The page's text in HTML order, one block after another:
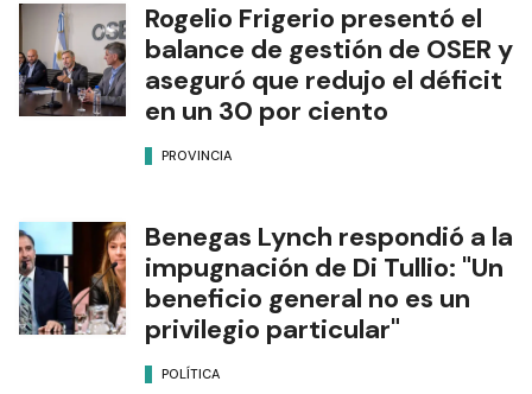
Rogelio Frigerio presentó el
balance de gestión de OSER y
aseguró que redujo el déficit
en un 30 por ciento
PROVINCIA
Benegas Lynch respondió a la
impugnación de Di Tullio: "Un
beneficio general no es un
privilegio particular"
POLÍTICA